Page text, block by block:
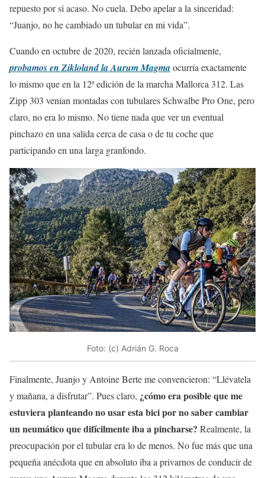
repuesto por si acaso. No cuela. Debo apelar a la sinceridad:
“Juanjo, no he cambiado un tubular en mi vida”.
Cuando en octubre de 2020, recién lanzada oficialmente,
probamos en Zikloland la Aurum Magmaocurría exactamente
lo mismo que en la 12ª edición de la marcha Mallorca 312. Las
Zipp 303 venían montadas con tubulares Schwalbe Pro One, pero
claro, no era lo mismo. No tiene nada que ver un eventual
pinchazo en una salida cerca de casa o de tu coche que
participando en una larga granfondo.
Foto: (c) Adrián G. Roca
Finalmente, Juanjo y Antoine Berte me convencieron: “Llévatela
y mañana, a disfrutar”. Pues claro, ¿cómo era posible que me
estuviera planteando no usar esta bici por no saber cambiar
un neumático que difícilmente iba a pincharse? Realmente, la
preocupación por el tubular era lo de menos. No fue más que una
pequeña anécdota que en absoluto iba a privarnos de conducir de